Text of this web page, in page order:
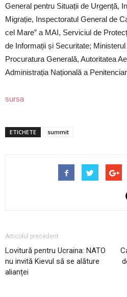
General pentru Situații de Urgență,
Migrație, Inspectoratul General de
cel Mare” a MAI, Serviciul de
de Informații și Securitate; Ministerul
Procuratura Generală, Autoritatea
Administrația Națională a
sursa
ETICHETE summit
Articolul precedent
Lovitură pentru Ucraina: NATO
nu invită Kievul să se alăture
alianței